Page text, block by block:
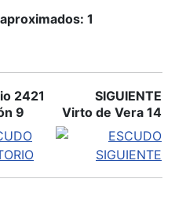
1
2421
9
SIGUIENTE
Virto de Vera 14